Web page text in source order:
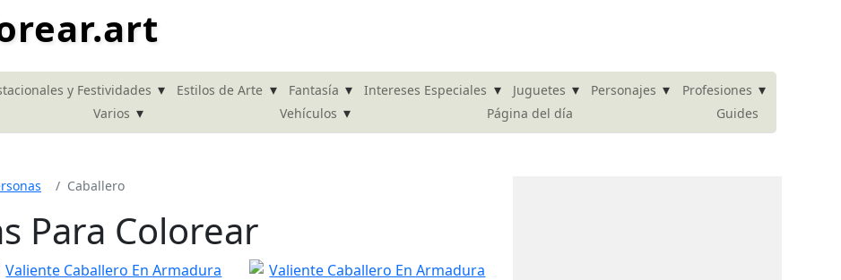
y Festividades ▾ Estilos de Arte ▾ Fantasía ▾ Intereses Especiales ▾ Juguetes ▾ Personajes ▾ Profesiones ▾
Varios ▾ Vehículos ▾ Página del día Guides
Caballero
Para Colorear